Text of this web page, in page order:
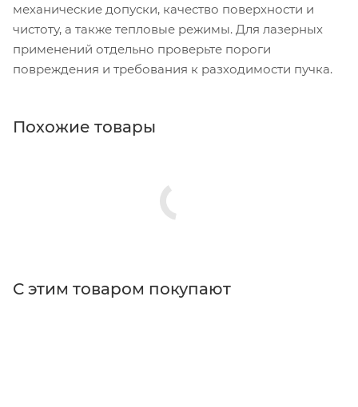
механические допуски, качество поверхности и
чистоту, а также тепловые режимы. Для лазерных
применений отдельно проверьте пороги
повреждения и требования к разходимости пучка.
Похожие товары
С этим товаром покупают